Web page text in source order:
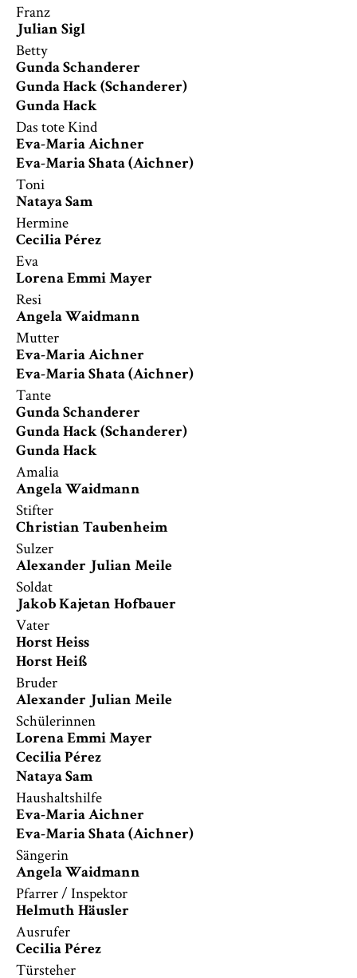
Franz
Julian Sigl
Betty
Gunda Schanderer
Gunda Hack (Schanderer)
Gunda Hack
Das tote Kind
Eva-Maria Aichner
Eva-Maria Shata (Aichner)
Toni
Nataya Sam
Hermine
Cecilia Pérez
Eva
Lorena Emmi Mayer
Resi
Angela Waidmann
Mutter
Eva-Maria Aichner
Eva-Maria Shata (Aichner)
Tante
Gunda Schanderer
Gunda Hack (Schanderer)
Gunda Hack
Amalia
Angela Waidmann
Stifter
Christian Taubenheim
Sulzer
Alexander Julian Meile
Soldat
Jakob Kajetan Hofbauer
Vater
Horst Heiss
Horst Heiß
Bruder
Alexander Julian Meile
Schülerinnen
Lorena Emmi Mayer
Cecilia Pérez
Nataya Sam
Haushaltshilfe
Eva-Maria Aichner
Eva-Maria Shata (Aichner)
Sängerin
Angela Waidmann
Pfarrer / Inspektor
Helmuth Häusler
Ausrufer
Cecilia Pérez
Türsteher